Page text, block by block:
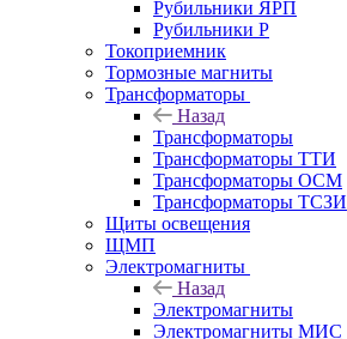
Рубильники ЯРП
Рубильники Р
Токоприемник
Тормозные магниты
Трансформаторы
Назад
Трансформаторы
Трансформаторы ТТИ
Трансформаторы ОСМ
Трансформаторы ТСЗИ
Щиты освещения
ЩМП
Электромагниты
Назад
Электромагниты
Электромагниты МИС